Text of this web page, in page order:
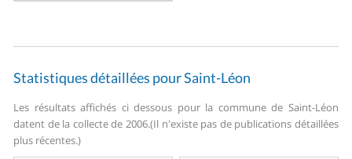
Statistiques détaillées pour Saint-Léon
Les résultats affichés ci dessous pour la commune de Saint-Léon
datent de la collecte de 2006.(Il n'existe pas de publications détaillées
plus récentes.)